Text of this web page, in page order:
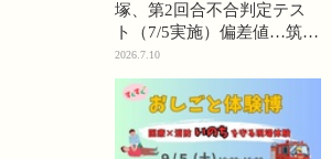
塚、第2回合不合判定テス
ト（7/5実施）偏差値…筑駒
74・桜蔭70＜PR＞
2026.7.10